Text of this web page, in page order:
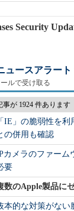
Security
ュースアラート
ルで受け取る
事が 1924 件あります
「IE」の脆弱性を
の併用も確認
カメラのファー
要
数のApple製品に
本的な対策がない